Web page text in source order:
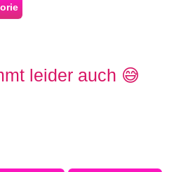
leider auch 😅